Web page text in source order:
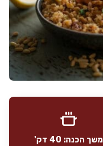
משך הכנה: 40 דק'